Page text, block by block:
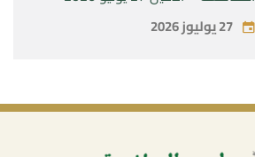
27 يوليوز 2026